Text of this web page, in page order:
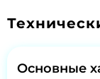
Основные